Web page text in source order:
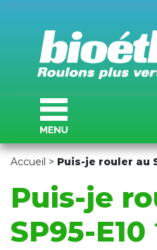
Accueil > Puis-je rouler au
Puis-je
SP95-E10